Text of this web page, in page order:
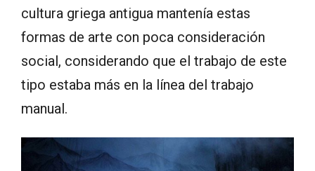
cultura griega antigua mantenía estas
formas de arte con poca consideración
social, considerando que el trabajo de este
tipo estaba más en la línea del trabajo
manual.